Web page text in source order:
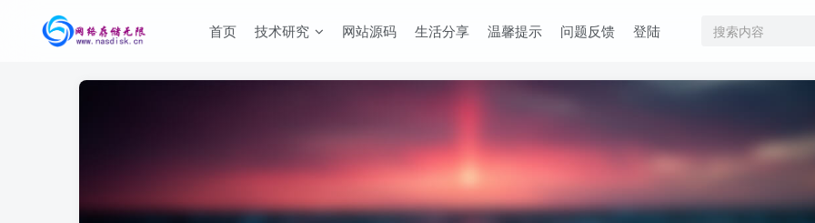
首页 技术研究 网站源码 生活分享 温馨提示 问题反馈 登陆